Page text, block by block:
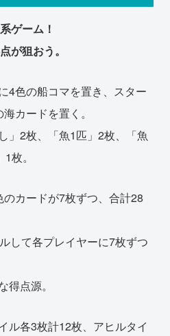
ゲーム！
が狙おう。
4色の船コマを置き、スター
カードを置く。
」2枚、「魚1匹」2枚、「魚
枚。
カードが7枚ずつ、合計28
して各プレイヤーに7枚ずつ
得点源。
ル各3枚計12枚、アヒルタイ